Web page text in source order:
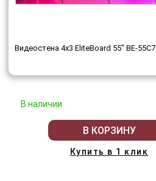
Видеостена 4x3 EliteBoard 55" BE-55C7
В наличии
В КОРЗИНУ
Купить в 1 клик